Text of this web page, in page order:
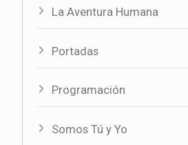
La Aventura Humana
Portadas
Programación
Somos Tú y Yo